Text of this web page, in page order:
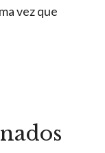
vez que